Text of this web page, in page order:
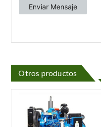
Otros productos